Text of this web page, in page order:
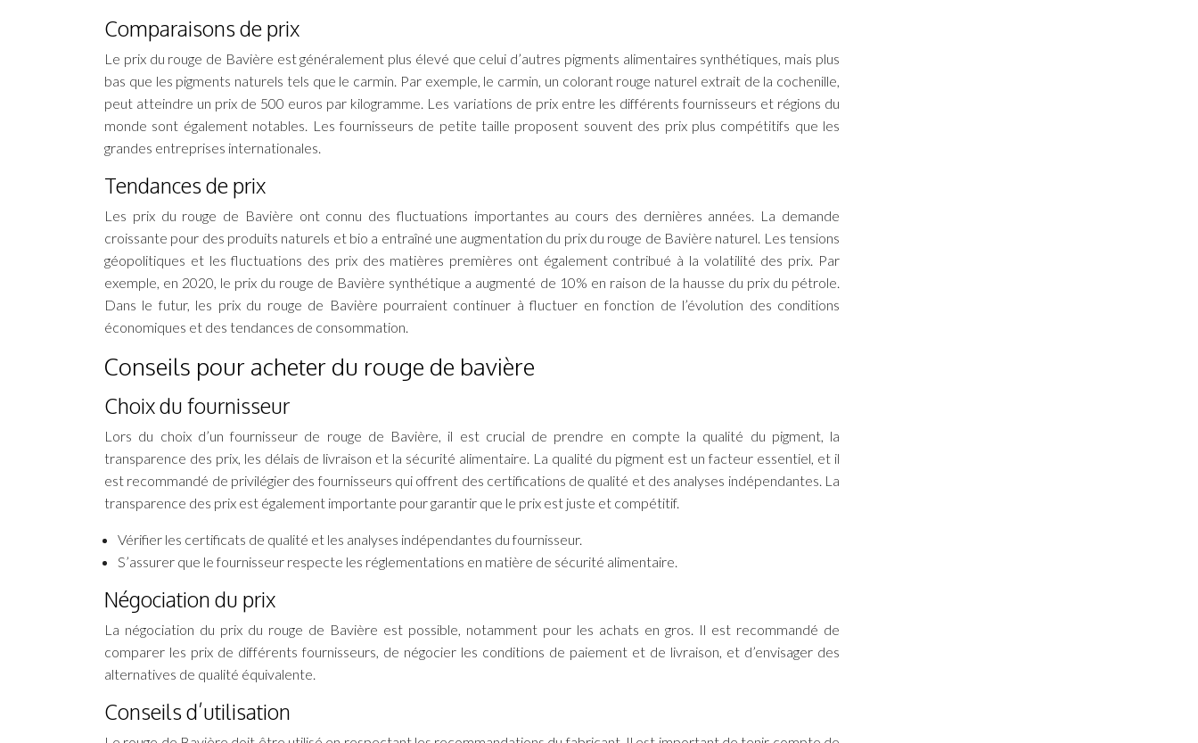
Comparaisons de prix
Le prix du rouge de Bavière est généralement plus élevé que celui d’autres pigments alimentaires synthétiques, mais plus
bas que les pigments naturels tels que le carmin. Par exemple, le carmin, un colorant rouge naturel extrait de la cochenille,
peut atteindre un prix de 500 euros par kilogramme. Les variations de prix entre les différents fournisseurs et régions du
monde sont également notables. Les fournisseurs de petite taille proposent souvent des prix plus compétitifs que les
grandes entreprises internationales.
Tendances de prix
Les prix du rouge de Bavière ont connu des fluctuations importantes au cours des dernières années. La demande
croissante pour des produits naturels et bio a entraîné une augmentation du prix du rouge de Bavière naturel. Les tensions
géopolitiques et les fluctuations des prix des matières premières ont également contribué à la volatilité des prix. Par
exemple, en 2020, le prix du rouge de Bavière synthétique a augmenté de 10% en raison de la hausse du prix du pétrole.
Dans le futur, les prix du rouge de Bavière pourraient continuer à fluctuer en fonction de l’évolution des conditions
économiques et des tendances de consommation.
Conseils pour acheter du rouge de bavière
Choix du fournisseur
Lors du choix d’un fournisseur de rouge de Bavière, il est crucial de prendre en compte la qualité du pigment, la
transparence des prix, les délais de livraison et la sécurité alimentaire. La qualité du pigment est un facteur essentiel, et il
est recommandé de privilégier des fournisseurs qui offrent des certifications de qualité et des analyses indépendantes. La
transparence des prix est également importante pour garantir que le prix est juste et compétitif.
Vérifier les certificats de qualité et les analyses indépendantes du fournisseur.
S’assurer que le fournisseur respecte les réglementations en matière de sécurité alimentaire.
Négociation du prix
La négociation du prix du rouge de Bavière est possible, notamment pour les achats en gros. Il est recommandé de
comparer les prix de différents fournisseurs, de négocier les conditions de paiement et de livraison, et d’envisager des
alternatives de qualité équivalente.
Conseils d’utilisation